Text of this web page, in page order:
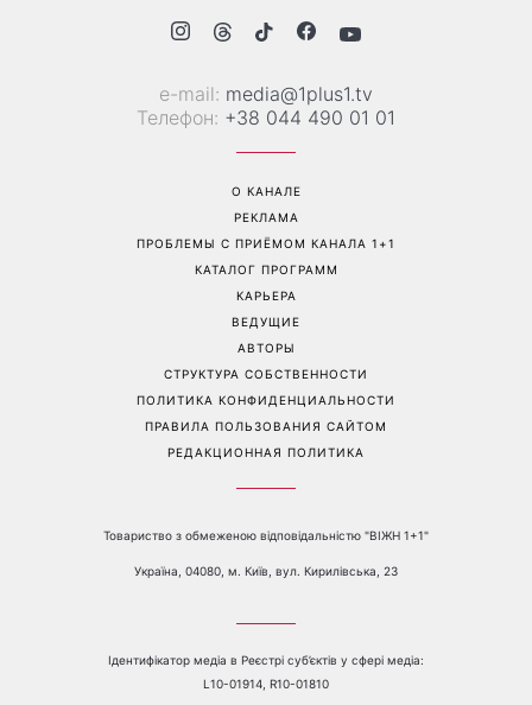
е-mail: media@1plus1.tv
Телефон: +38 044 490 01 01
О КАНАЛЕ
РЕКЛАМА
ПРОБЛЕМЫ С ПРИЁМОМ КАНАЛА 1+1
КАТАЛОГ ПРОГРАММ
КАРЬЕРА
ВЕДУЩИЕ
АВТОРЫ
СТРУКТУРА СОБСТВЕННОСТИ
ПОЛИТИКА КОНФИДЕНЦИАЛЬНОСТИ
ПРАВИЛА ПОЛЬЗОВАНИЯ САЙТОМ
РЕДАКЦИОННАЯ ПОЛИТИКА
Товариство з обмеженою відповідальністю "ВІЖН 1+1"
Україна, 04080, м. Київ, вул. Кирилівська, 23
Ідентифікатор медіа в Реєстрі суб’єктів у сфері медіа:
L10-01914, R10-01810